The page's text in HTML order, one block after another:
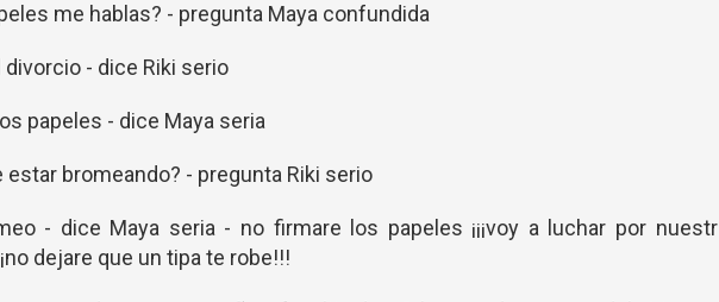
me hablas? - pregunta Maya confundida
divorcio - dice Riki serio
papeles - dice Maya seria
estar bromeando? - pregunta Riki serio
- dice Maya seria - no firmare los papeles ¡¡¡voy a luchar por
dejare que un tipa te robe!!!